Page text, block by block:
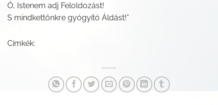
Ó, Istenem adj Feloldozást!
S mindkettőnkre gyógyító Áldást!”
Címkék: